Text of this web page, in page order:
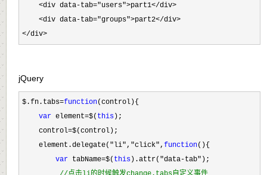
    <div data-tab="users">part1</div>
    <div data-tab="groups">part2</div>
</div>
jQuery
$.fn.tabs=function(control){
var element=$( this);
    control
=$(control);
    element.delegate(
"li","click", function(){
var tabName=$( this).attr("data-tab" );